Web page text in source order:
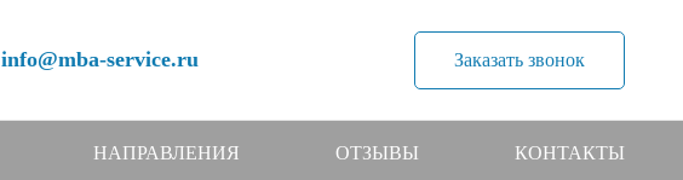
info@mba-service.ru Заказать звонок
НАПРАВЛЕНИЯ ОТЗЫВЫ КОНТАКТЫ